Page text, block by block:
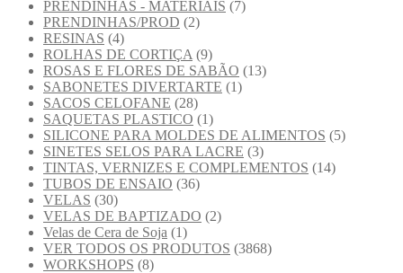
PRENDINHAS - MATERIAIS (7)
PRENDINHAS/PROD (2)
RESINAS (4)
ROLHAS DE CORTIÇA (9)
ROSAS E FLORES DE SABÃO (13)
SABONETES DIVERTARTE (1)
SACOS CELOFANE (28)
SAQUETAS PLASTICO (1)
SILICONE PARA MOLDES DE ALIMENTOS (5)
SINETES SELOS PARA LACRE (3)
TINTAS, VERNIZES E COMPLEMENTOS (14)
TUBOS DE ENSAIO (36)
VELAS (30)
VELAS DE BAPTIZADO (2)
Velas de Cera de Soja (1)
VER TODOS OS PRODUTOS (3868)
WORKSHOPS (8)